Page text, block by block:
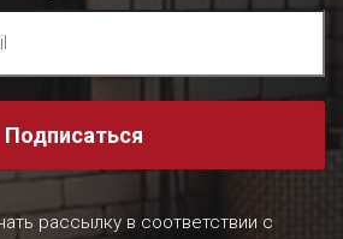
Подписаться
рассылку в соответствии с